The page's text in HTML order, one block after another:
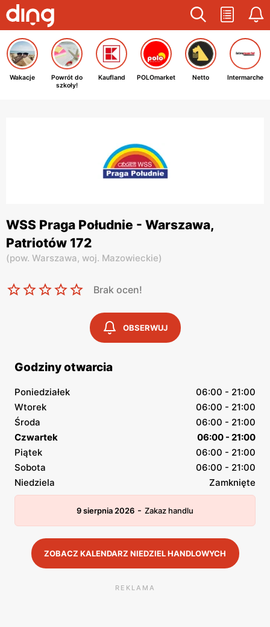
Wakacje
Powrót do
szkoły!
Kaufland POLOmarket Netto Intermarche
WSS Praga Południe - Warszawa,
Patriotów 172
(pow. Warszawa, woj. Mazowieckie)
Brak ocen!
OBSERWUJ
Godziny otwarcia
Poniedziałek
06:00 - 21:00
Wtorek
06:00 - 21:00
Środa
06:00 - 21:00
Czwartek
06:00 - 21:00
Piątek
06:00 - 21:00
Sobota
06:00 - 21:00
Niedziela
Zamknięte
9 sierpnia 2026 - Zakaz handlu
ZOBACZ KALENDARZ NIEDZIEL HANDLOWYCH
REKLAMA